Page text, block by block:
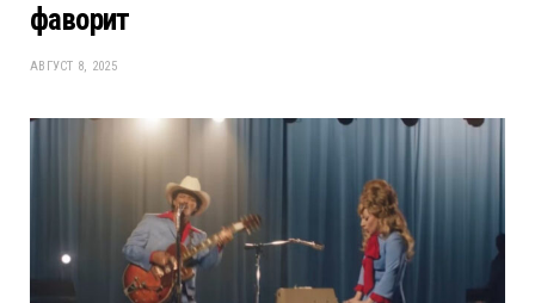
фаворит
АВГУСТ 8, 2025